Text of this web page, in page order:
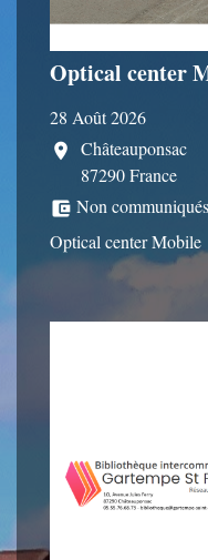
Optical center
28 Août 2026
location_on Châteauponsac
87290 France
account_balance_wallet Non communiqués
Optical center Mobile